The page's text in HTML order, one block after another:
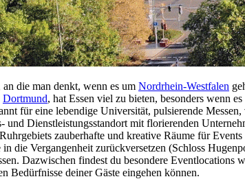
die man denkt, wenn es um Nordrhein-Westfalen
Dortmund, hat Essen viel zu bieten, besonders wenn
für eine lebendige Universität, pulsierende
und Dienstleistungsstandort mit florierenden
zauberhafte und kreative Räume für
die Vergangenheit zurückversetzen (Schloss
Dazwischen findest du besondere Eventlocations
Bedürfnisse deiner Gäste eingehen können.